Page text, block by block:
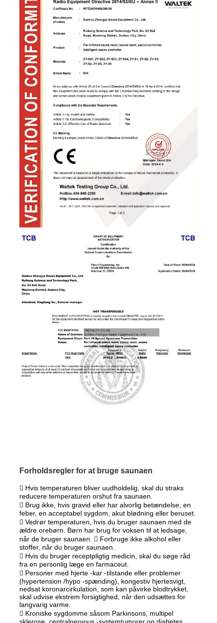
Forholdsregler for at bruge saunaen
 Hvis temperaturen bliver uudholdelig, skal du straks
reducere temperaturen orshut fra saunaen.
 Brug ikke, hvis gravid eller har alvorlig betændelse, en
feber, en acceptabel sygdom, akut blødning eller beruset.
 Vedrør temperaturen, hvis du bruger saunaen med de
ældre orebørn. Børn har brug for voksen til at ledsage,
når de bruger saunaen.  Forbruge ikke alkohol eller
stoffer, når du bruger saunaen.
 Hvis du bruger receptpligtig medicin, skal du søge råd
fra en personlig læge en farmaceut.
 Personer med hjerte -kar -tilstande eller problemer
(hypertension /hypo -spænding), kongestiv hjertesvigt,
nedsat koronarcirkulation, som kan påvirke blodtrykket,
skal udvise ekstrem forsigtighed, når den udsættes for
langvarig varme.
 Kroniske sygdomme såsom Parkinsons, multipel